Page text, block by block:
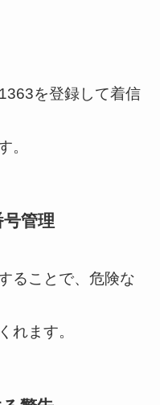
を登録して着信
。
管理
ることで、危険な
れます。